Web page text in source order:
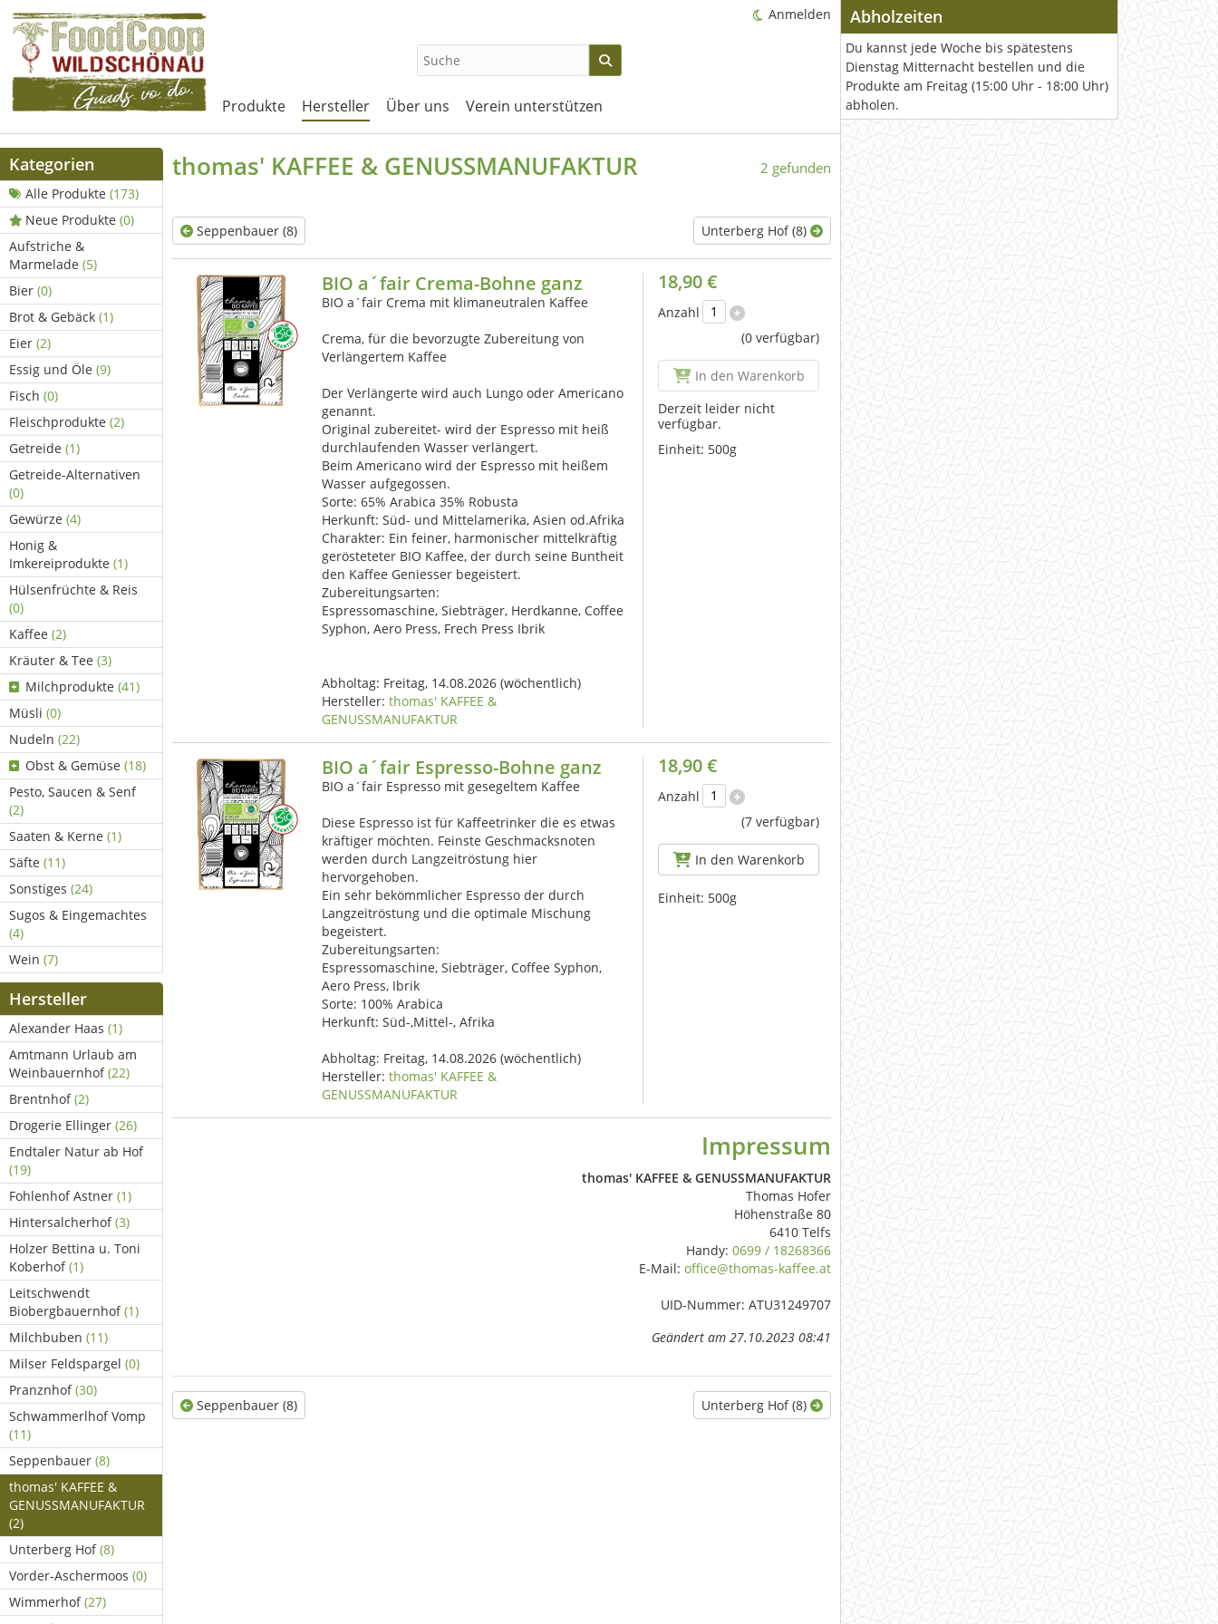
Anmelden
Produkte Hersteller Über uns Verein unterstützen
Kategorien
Alle Produkte (173)
Neue Produkte (0)
Aufstriche &
Marmelade (5)
Bier (0)
Brot & Gebäck (1)
Eier (2)
Essig und Öle (9)
Fisch (0)
Fleischprodukte (2)
Getreide (1)
Getreide-Alternativen
(0)
Gewürze (4)
Honig &
Imkereiprodukte (1)
Hülsenfrüchte & Reis
(0)
Kaffee (2)
Kräuter & Tee (3)
Milchprodukte (41)
Müsli (0)
Nudeln (22)
Obst & Gemüse (18)
Pesto, Saucen & Senf
(2)
Saaten & Kerne (1)
Säfte (11)
Sonstiges (24)
Sugos & Eingemachtes
(4)
Wein (7)
Hersteller
Alexander Haas (1)
Amtmann Urlaub am
Weinbauernhof(22)
Brentnhof(2)
Drogerie Ellinger (26)
Endtaler Natur ab Hof
(19)
Fohlenhof Astner (1)
Hintersalcherhof(3)
Holzer Bettina u. Toni
Koberhof(1)
Leitschwendt
Biobergbauernhof(1)
Milchbuben (11)
Milser Feldspargel (0)
Pranznhof(30)
Schwammerlhof Vomp
(11)
Seppenbauer (8)
thomas' KAFFEE &
GENUSSMANUFAKTUR
(2)
Unterberg Hof(8)
Vorder-Aschermoos (0)
Wimmerhof(27)
thomas' KAFFEE & GENUSSMANUFAKTUR 2 gefunden
Unterberg Hof (8)
Seppenbauer (8)
BIO a´fair Crema-Bohne ganz
BIO a´fair Crema mit klimaneutralen Kaffee
Crema, für die bevorzugte Zubereitung von
Verlängertem Kaffee
Der Verlängerte wird auch Lungo oder Americano
genannt.
Original zubereitet- wird der Espresso mit heiß
durchlaufenden Wasser verlängert.
Beim Americano wird der Espresso mit heißem
Wasser aufgegossen.
Sorte: 65% Arabica 35% Robusta
Herkunft: Süd- und Mittelamerika, Asien od.Afrika
Charakter: Ein feiner, harmonischer mittelkräftig
gerösteteter BIO Kaffee, der durch seine Buntheit
den Kaffee Geniesser begeistert.
Zubereitungsarten:
Espressomaschine, Siebträger, Herdkanne, Coffee
Syphon, Aero Press, Frech Press Ibrik
Abholtag: Freitag, 14.08.2026 (wöchentlich)
Hersteller: thomas' KAFFEE &
GENUSSMANUFAKTUR
18,90 €
Anzahl
(0 verfügbar)
In den Warenkorb
Derzeit leider nicht
verfügbar.
Einheit: 500g
BIO a´fair Espresso-Bohne ganz
BIO a´fair Espresso mit gesegeltem Kaffee
Diese Espresso ist für Kaffeetrinker die es etwas
kräftiger möchten. Feinste Geschmacksnoten
werden durch Langzeitröstung hier
hervorgehoben.
Ein sehr bekömmlicher Espresso der durch
Langzeitröstung und die optimale Mischung
begeistert.
Zubereitungsarten:
Espressomaschine, Siebträger, Coffee Syphon,
Aero Press, Ibrik
Sorte: 100% Arabica
Herkunft: Süd-,Mittel-, Afrika
Abholtag: Freitag, 14.08.2026 (wöchentlich)
Hersteller: thomas' KAFFEE &
GENUSSMANUFAKTUR
18,90 €
Anzahl
(7 verfügbar)
In den Warenkorb
Einheit: 500g
Impressum
thomas' KAFFEE & GENUSSMANUFAKTUR
Thomas Hofer
Höhenstraße 80
6410 Telfs
Handy: 0699 / 18268366
E-Mail: office@thomas-kaffee.at
UID-Nummer: ATU31249707
Geändert am 27.10.2023 08:41
Seppenbauer (8) Unterberg Hof (8)
Abholzeiten
Du kannst jede Woche bis spätestens
Dienstag Mitternacht bestellen und die
Produkte am Freitag (15:00 Uhr - 18:00 Uhr)
abholen.